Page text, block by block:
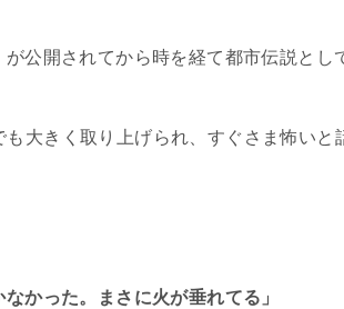
が公開されてから時を経て都市伝説とし
も大きく取り上げられ、すぐさま怖いと
なかった。まさに火が垂れてる」